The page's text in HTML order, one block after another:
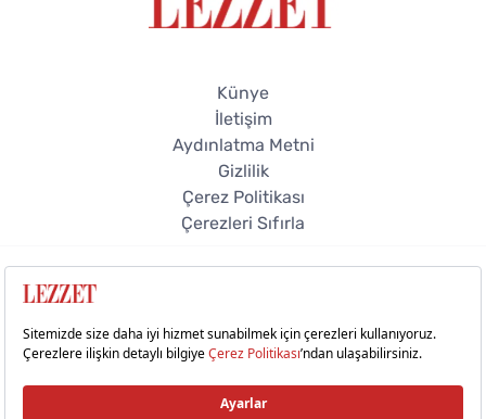
Künye
İletişim
Aydınlatma Metni
Gizlilik
Çerez Politikası
Çerezleri Sıfırla
© 2026 Lezzet Online. Tüm hakları saklıdır.